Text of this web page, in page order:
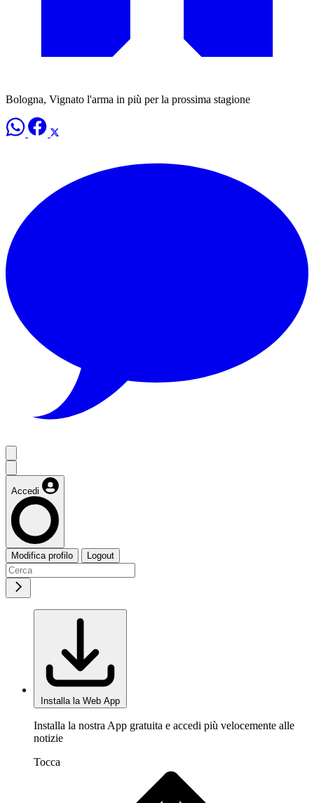
Bologna, Vignato l'arma in più per la prossima stagione
Accedi
Modifica profilo Logout
Installa la Web App
Installa la nostra App gratuita e accedi più velocemente alle
notizie
Tocca